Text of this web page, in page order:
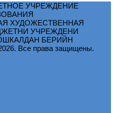
УЧРЕЖДЕНИЕ
ХУДОЖЕСТВЕННАЯ
УЧРЕЖДЕНИ
БЕРИЙН
Все права защищены.